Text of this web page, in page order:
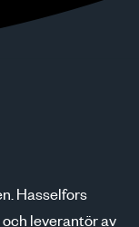
Hasselfors